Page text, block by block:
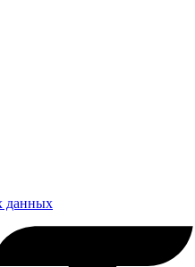
данных